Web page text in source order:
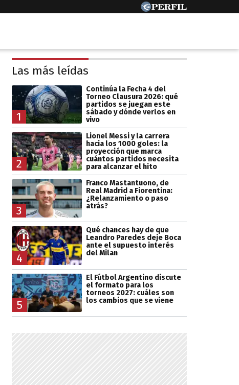
Las más leídas
1
Continúa la Fecha 4 del
Torneo Clausura 2026: qué
partidos se juegan este
sábado y dónde verlos en
vivo
2
Lionel Messi y la carrera
hacia los 1000 goles: la
proyección que marca
cuántos partidos necesita
para alcanzar el hito
3
Franco Mastantuono, de
Real Madrid a Fiorentina:
¿Relanzamiento o paso
atrás?
4
Qué chances hay de que
Leandro Paredes deje Boca
ante el supuesto interés
del Milan
5
El Fútbol Argentino discute
el formato para los
torneos 2027: cuáles son
los cambios que se viene